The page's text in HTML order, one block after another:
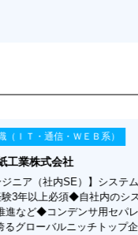
（ＩＴ・通信・ＷＥＢ系）
・オプト・システムズ
トウェアの知識又は実務経
の設計を中心とした開発業
を中心とした国内外大手電
得ています！